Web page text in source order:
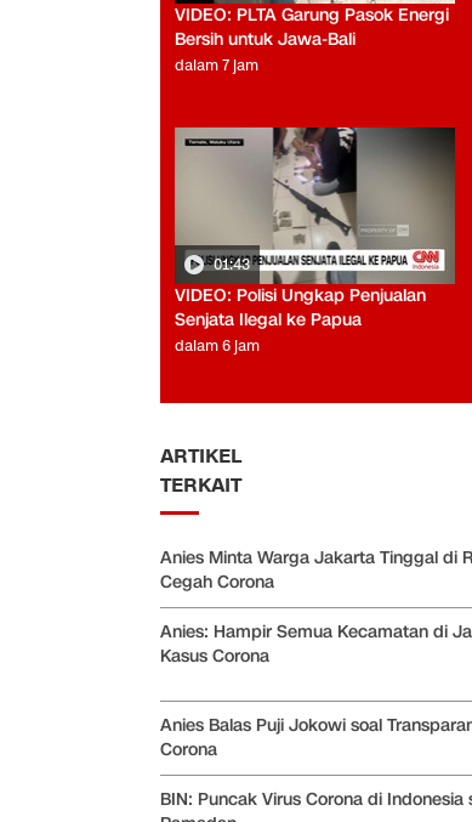
VIDEO: PLTA Garung Pasok Energi
Bersih untuk Jawa-Bali
dalam 7 jam
01:43
VIDEO: Polisi Ungkap Penjualan
Senjata Ilegal ke Papua
dalam 6 jam
ARTIKEL
TERKAIT
Anies Minta Warga Jakarta Tinggal di
Cegah Corona
Anies: Hampir Semua Kecamatan di
Kasus Corona
Anies Balas Puji Jokowi soal
Corona
BIN: Puncak Virus Corona di Indonesia